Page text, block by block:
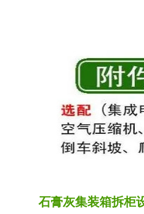
石膏灰集装箱拆柜